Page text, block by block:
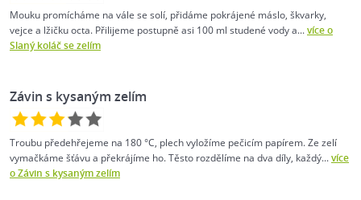
Mouku promícháme na vále se solí, přidáme pokrájené máslo, škvarky,
vejce a lžičku octa. Přilijeme postupně asi 100 ml studené vody a...více o
Slaný koláč se zelím
Závin s kysaným zelím
Troubu předehřejeme na 180 °C, plech vyložíme pečicím papírem. Ze zelí
vymačkáme šťávu a překrájíme ho. Těsto rozdělíme na dva díly, každý...více
o Závin s kysaným zelím